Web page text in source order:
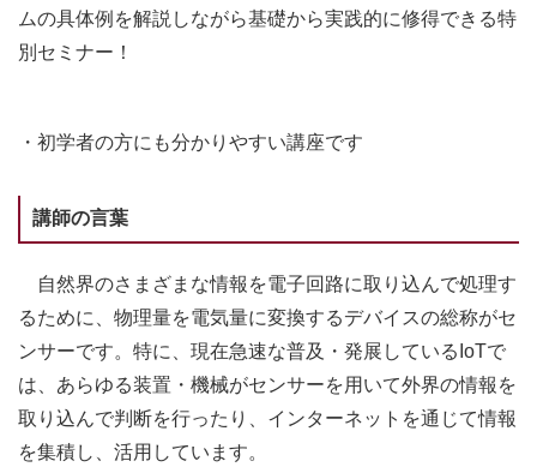
ムの具体例を解説しながら基礎から実践的に修得できる特
別セミナー！
・初学者の方にも分かりやすい講座です
講師の言葉
自然界のさまざまな情報を電子回路に取り込んで処理す
るために、物理量を電気量に変換するデバイスの総称がセ
ンサーです。特に、現在急速な普及・発展しているIoTで
は、あらゆる装置・機械がセンサーを用いて外界の情報を
取り込んで判断を行ったり、インターネットを通じて情報
を集積し、活用しています。